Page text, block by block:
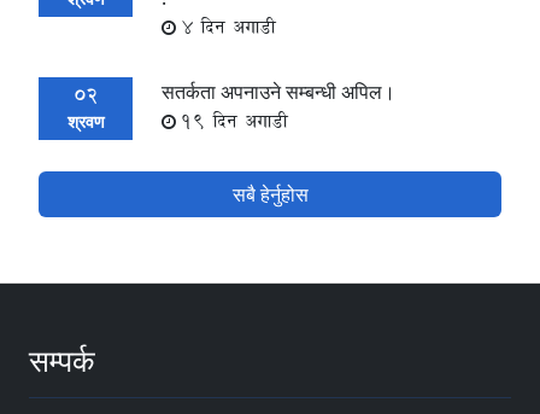
4 दिन अगाडी
02
श्रवण
सतर्कता अपनाउने सम्बन्धी अपिल।
19 दिन अगाडी
सबै हेर्नुहोस
सम्पर्क